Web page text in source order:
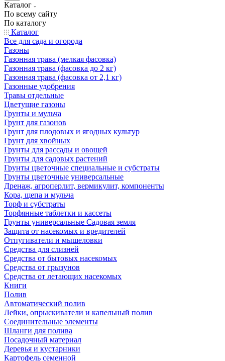
Каталог
По всему сайту
По каталогу
Каталог
Все для сада и огорода
Газоны
Газонная трава (мелкая фасовка)
Газонная трава (фасовка до 2 кг)
Газонная трава (фасовка от 2,1 кг)
Газонные удобрения
Травы отдельные
Цветущие газоны
Грунты и мульча
Грунт для газонов
Грунт для плодовых и ягодных культур
Грунт для хвойных
Грунты для рассады и овощей
Грунты для садовых растений
Грунты цветочные специальные и субстраты
Грунты цветочные универсальные
Дренаж, агроперлит, вермикулит, компоненты
Кора, щепа и мульча
Торф и субстраты
Торфянные таблетки и кассеты
Грунты универсальные Садовая земля
Защита от насекомых и вредителей
Отпугиватели и мышеловки
Средства для слизней
Средства от бытовых насекомых
Средства от грызунов
Средства от летающих насекомых
Книги
Полив
Автоматический полив
Лейки, опрыскиватели и капельный полив
Соединительные элементы
Шланги для полива
Посадочный материал
Деревья и кустарники
Картофель семенной